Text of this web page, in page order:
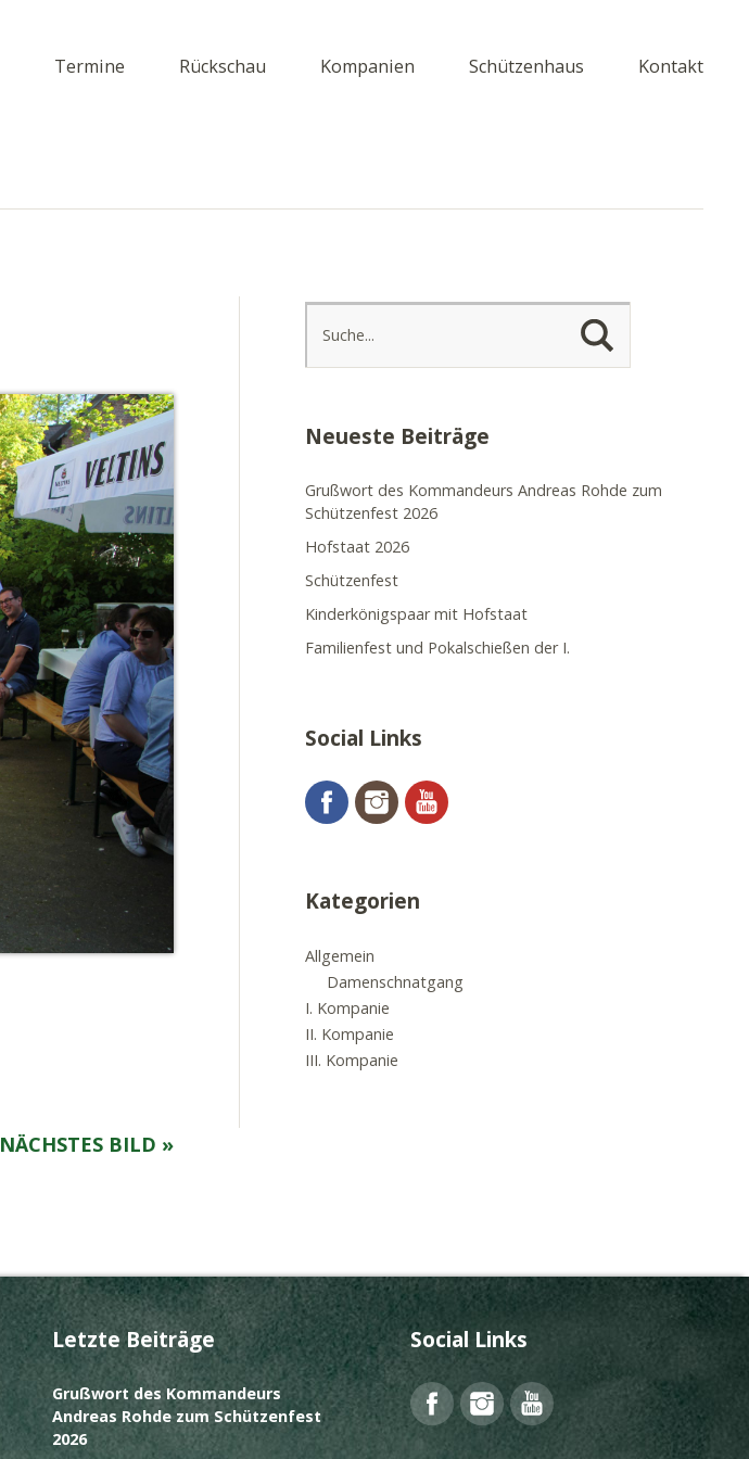
Termine Rückschau Kompanien Schützenhaus Kontakt
NÄCHSTES BILD »
Neueste Beiträge
Grußwort des Kommandeurs Andreas Rohde zum
Schützenfest 2026
Hofstaat 2026
Schützenfest
Kinderkönigspaar mit Hofstaat
Familienfest und Pokalschießen der I.
Social Links
FacebookInstagramYouTube
Kategorien
Allgemein
Damenschnatgang
I. Kompanie
II. Kompanie
III. Kompanie
Letzte Beiträge
Grußwort des Kommandeurs
Andreas Rohde zum Schützenfest
2026
Social Links
FacebookInstagramYouTube